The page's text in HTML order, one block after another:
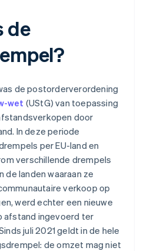
de
de postorderverordening
wet (UStG) van toepassing
door
In deze periode
per EU-land en
verschillende drempels
de landen waaraan ze
verkoop op
werd echter een nieuwe
afstand ingevoerd ter
juli 2021 geldt in de hele
de omzet mag niet